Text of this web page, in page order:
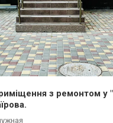
з ремонтом у